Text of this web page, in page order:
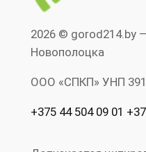
2026 © gorod214.by
Новополоцка
ООО «СПКП» УНП
+375 44 504 09 01